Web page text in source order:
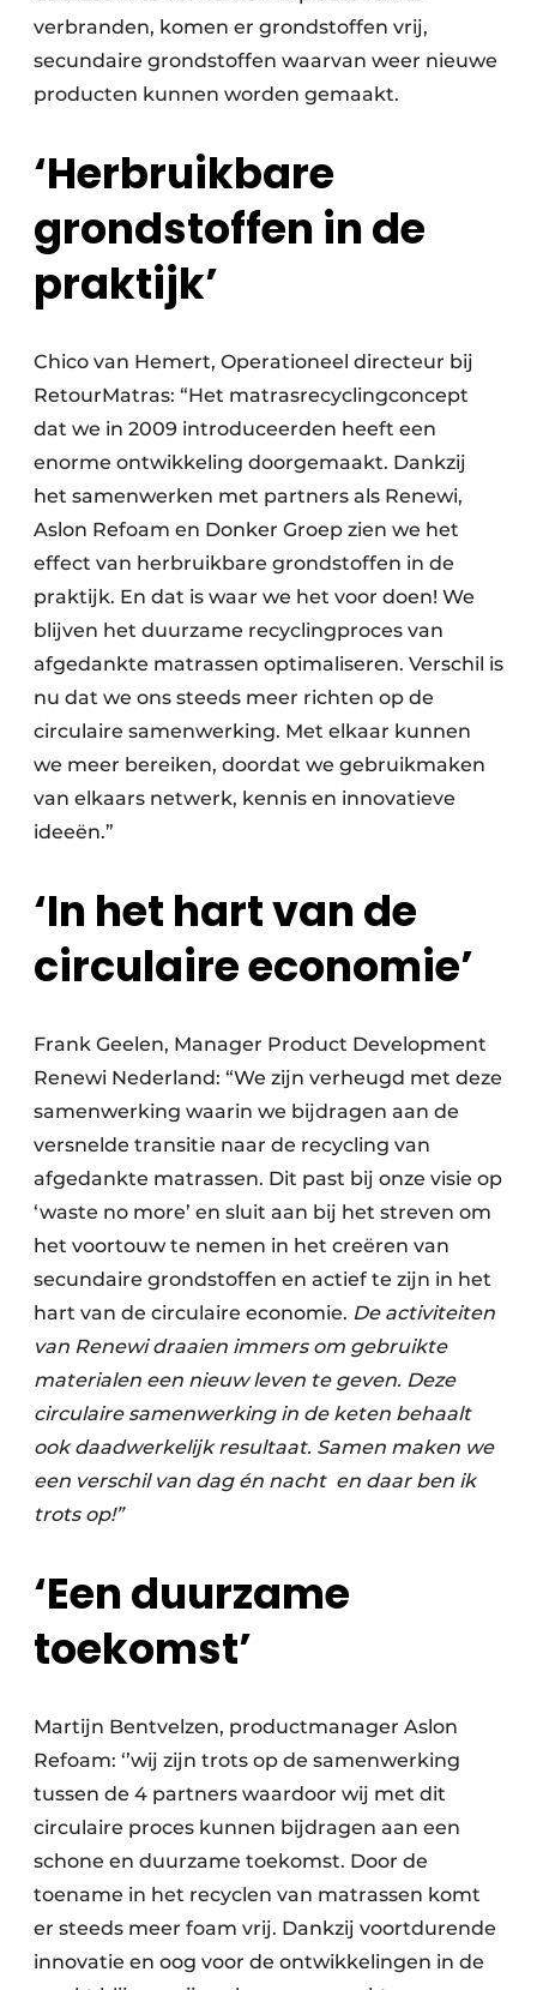
verbranden, komen er grondstoffen vrij,
secundaire grondstoffen waarvan weer nieuwe
producten kunnen worden gemaakt.
‘Herbruikbare
grondstoffen in de
praktijk’
Chico van Hemert, Operationeel directeur bij
RetourMatras: “Het matrasrecyclingconcept
dat we in 2009 introduceerden heeft een
enorme ontwikkeling doorgemaakt. Dankzij
het samenwerken met partners als Renewi,
Aslon Refoam en Donker Groep zien we het
effect van herbruikbare grondstoffen in de
praktijk. En dat is waar we het voor doen! We
blijven het duurzame recyclingproces van
afgedankte matrassen optimaliseren. Verschil is
nu dat we ons steeds meer richten op de
circulaire samenwerking. Met elkaar kunnen
we meer bereiken, doordat we gebruikmaken
van elkaars netwerk, kennis en innovatieve
ideeën.”
‘In het hart van de
circulaire economie’
Frank Geelen, Manager Product Development
Renewi Nederland: “We zijn verheugd met deze
samenwerking waarin we bijdragen aan de
versnelde transitie naar de recycling van
afgedankte matrassen. Dit past bij onze visie op
‘waste no more’ en sluit aan bij het streven om
het voortouw te nemen in het creëren van
secundaire grondstoffen en actief te zijn in het
hart van de circulaire economie. De activiteiten
van Renewi draaien immers om gebruikte
materialen een nieuw leven te geven. Deze
circulaire samenwerking in de keten behaalt
ook daadwerkelijk resultaat. Samen maken we
een verschil van dag én nacht en daar ben ik
trots op!”
‘Een duurzame
toekomst’
Martijn Bentvelzen, productmanager Aslon
Refoam: ‘’wij zijn trots op de samenwerking
tussen de 4 partners waardoor wij met dit
circulaire proces kunnen bijdragen aan een
schone en duurzame toekomst. Door de
toename in het recyclen van matrassen komt
er steeds meer foam vrij. Dankzij voortdurende
innovatie en oog voor de ontwikkelingen in de